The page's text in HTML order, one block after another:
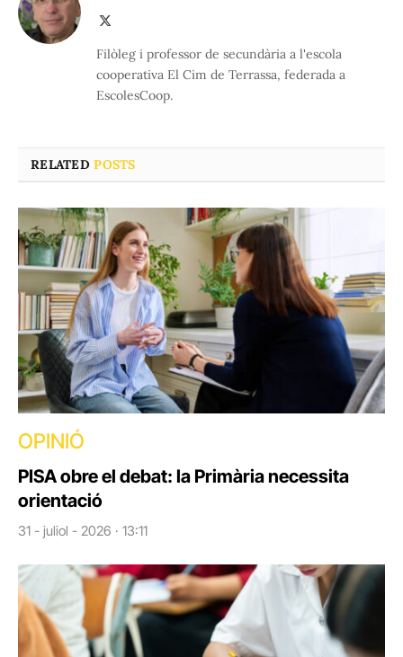
Filòleg i professor de secundària a l'escola
cooperativa El Cim de Terrassa, federada a
EscolesCoop.
RELATEDPOSTS
OPINIÓ
PISA obre el debat: la Primària necessita
orientació
31 - juliol - 2026 · 13:11